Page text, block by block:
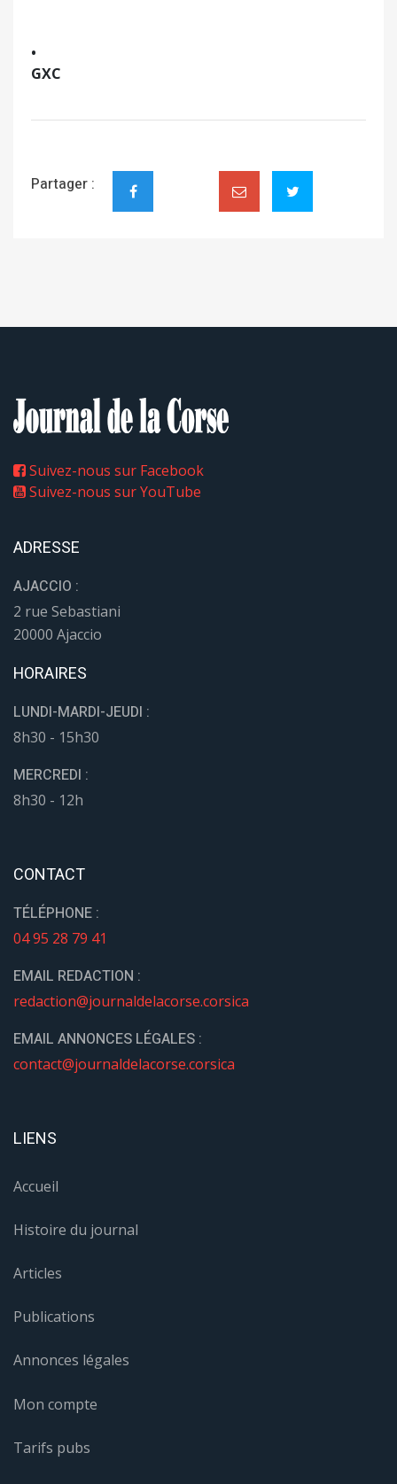
•
GXC
Partager :
Suivez-nous sur Facebook
Suivez-nous sur YouTube
ADRESSE
AJACCIO :
2 rue Sebastiani
20000 Ajaccio
HORAIRES
LUNDI-MARDI-JEUDI :
8h30 - 15h30
MERCREDI :
8h30 - 12h
CONTACT
TÉLÉPHONE :
04 95 28 79 41
EMAIL REDACTION :
redaction@journaldelacorse.corsica
EMAIL ANNONCES LÉGALES :
contact@journaldelacorse.corsica
LIENS
Accueil
Histoire du journal
Articles
Publications
Annonces légales
Mon compte
Tarifs pubs